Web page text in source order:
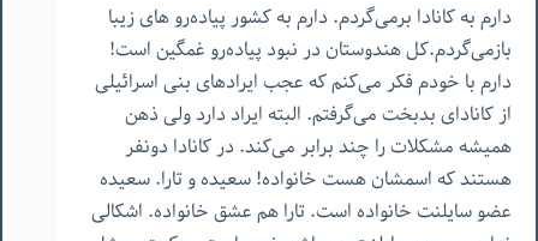
دارم به کانادا برمی‌گردم. دارم به کشور پیاده‌رو های زیبا
بازمی‌گردم.کل هندوستان در نبود پیاده‌رو غمگین است!
دارم با خودم فکر می‌کنم که عجب ایرادهای بنی اسرائیلی
از کانادای بدبخت می‌گرفتم. البته ایراد دارد ولی ذهن
همیشه مشکلات را چند برابر می‌کند. در کانادا دونفر
هستند که اسمشان هست خانواده! سعیده و تارا. سعیده
عضو سایلنت خانواده است. تارا هم عشق خانواده. اشکالی